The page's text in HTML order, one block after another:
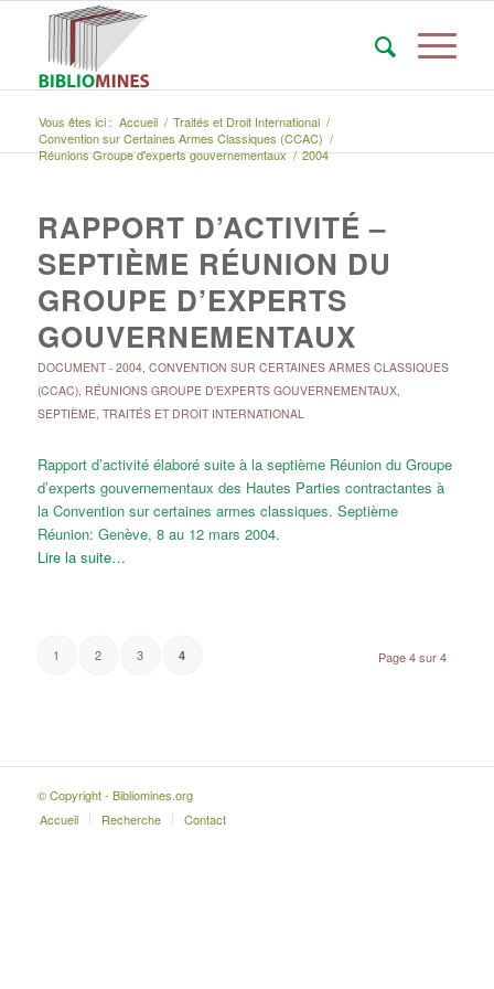
Vous êtes ici : Accueil / Traités et Droit International /
Convention sur Certaines Armes Classiques (CCAC) /
Réunions Groupe d'experts gouvernementaux / 2004
RAPPORT D’ACTIVITÉ –
SEPTIÈME RÉUNION DU
GROUPE D’EXPERTS
GOUVERNEMENTAUX
DOCUMENT- 2004, CONVENTION SUR CERTAINES ARMES CLASSIQUES
(CCAC), RÉUNIONS GROUPE D'EXPERTS GOUVERNEMENTAUX,
SEPTIÈME, TRAITÉS ET DROIT INTERNATIONAL
Rapport d’activité élaboré suite à la septième Réunion du Groupe
d’experts gouvernementaux des Hautes Parties contractantes à
la Convention sur certaines armes classiques. Septième
Réunion: Genève, 8 au 12 mars 2004.
Lire la suite…
Page 4 sur 4
1 2 3 4
© Copyright - Bibliomines.org
Accueil
Recherche Contact